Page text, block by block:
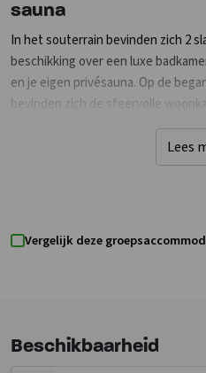
sauna
In het souterrain bevinden zich 2
beschikking over een luxe
en je eigen privésauna. Op de
bevinden zich de sfeervolle
zithoek voorzien van een
speler. De compleet ingerichte
over een gaskookplaat,
terrasmeubilair, op. De eerste
en een badkamer. In totaal hebben
Lees
Vergelijk deze
Beschikbaarheid